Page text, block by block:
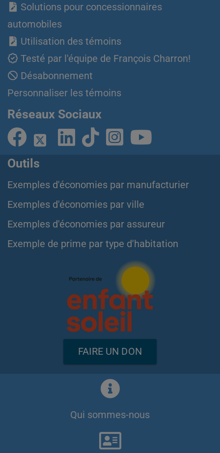
Solutions pour concessionnaires
automobiles
Utilisation des témoins
Testé par l'équipe de François Charron!
Désabonnement
Personnaliser les témoins
Réseaux Sociaux
Outils
Exemples d'économies par manufacturier
Exemples d'économies par ville
Exemples d'économies par assureur
Exemple de prime par type d'habitation
FAIRE UN DON
Qui sommes-nous